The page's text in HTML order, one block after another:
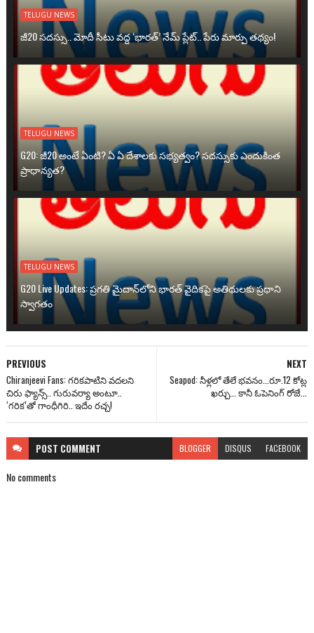
TELUGU NEWS
జీ20 సదస్సు.. మోదీ సీటు వద్ద ‘భారత్’ నేమ్ ప్లేట్‌.. పేరు మార్పు తథ్యం!
TELUGU NEWS
G20: జీ20 అంటే ఏంటి? ఏ ఏ దేశాలకు సభ్యత్వం? సదస్సుకు ఎందుకింత
ప్రాధాన్యత?
TELUGU NEWS
G20 Live Updates: ప్రగతి మైదాన్‌లోని భారత్ వైదికపై అతిథులకు ప్రధాని
స్వాగతం
NEXT
Seapod: నీళ్లలో తేలే భవనం...రూ.12 కోట్ల
ఖర్చు... కానీ ఓపెనింగ్ రోజే...
PREVIOUS
Chiranjeevi Fans: గరికపాటిని వదలని
చిరు ఫ్యాన్స్.. గురువర్యా అంటూ..
‘గరిక’తో గాంధీగిరి.. ఇదేం రచ్చ!
POST COMMENT BLOGGER DISQUS FACEBOOK
No comments